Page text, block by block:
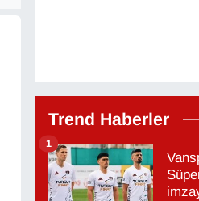
Trend Haberler
1